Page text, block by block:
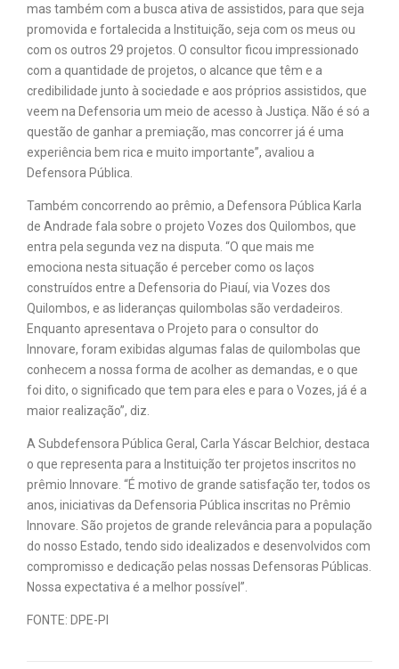
mas também com a busca ativa de assistidos, para que seja
promovida e fortalecida a Instituição, seja com os meus ou
com os outros 29 projetos. O consultor ficou impressionado
com a quantidade de projetos, o alcance que têm e a
credibilidade junto à sociedade e aos próprios assistidos, que
veem na Defensoria um meio de acesso à Justiça. Não é só a
questão de ganhar a premiação, mas concorrer já é uma
experiência bem rica e muito importante”, avaliou a
Defensora Pública.
Também concorrendo ao prêmio, a Defensora Pública Karla
de Andrade fala sobre o projeto Vozes dos Quilombos, que
entra pela segunda vez na disputa. “O que mais me
emociona nesta situação é perceber como os laços
construídos entre a Defensoria do Piauí, via Vozes dos
Quilombos, e as lideranças quilombolas são verdadeiros.
Enquanto apresentava o Projeto para o consultor do
Innovare, foram exibidas algumas falas de quilombolas que
conhecem a nossa forma de acolher as demandas, e o que
foi dito, o significado que tem para eles e para o Vozes, já é a
maior realização”, diz.
A Subdefensora Pública Geral, Carla Yáscar Belchior, destaca
o que representa para a Instituição ter projetos inscritos no
prêmio Innovare. “É motivo de grande satisfação ter, todos os
anos, iniciativas da Defensoria Pública inscritas no Prêmio
Innovare. São projetos de grande relevância para a população
do nosso Estado, tendo sido idealizados e desenvolvidos com
compromisso e dedicação pelas nossas Defensoras Públicas.
Nossa expectativa é a melhor possível”.
FONTE: DPE-PI